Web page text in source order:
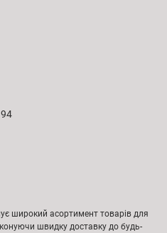
широкий асортимент товарів для
швидку доставку до будь-